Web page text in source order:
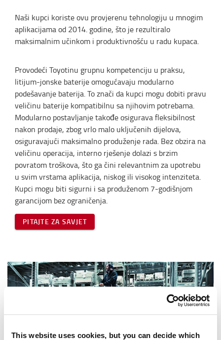
This website uses cookies, but you can decide which
Naši kupci koriste ovu provjerenu tehnologiju u mnogim
aplikacijama od 2014. godine, što je rezultiralo
maksimalnim učinkom i produktivnošću u radu kupaca.
Provodeći Toyotinu grupnu kompetenciju u praksu,
litijum-jonske baterije omogućavaju modularno
podešavanje baterija. To znači da kupci mogu dobiti pravu
veličinu baterije kompatibilnu sa njihovim potrebama.
Modularno postavljanje takođe osigurava fleksibilnost
nakon prodaje, zbog vrlo malo uključenih dijelova,
osiguravajući maksimalno produženje rada. Bez obzira na
veličinu operacija, interno rješenje dolazi s brzim
povratom troškova, što ga čini relevantnim za upotrebu
u svim vrstama aplikacija, niskog ili visokog intenziteta.
Kupci mogu biti sigurni i sa produženom 7-godišnjom
garancijom bez ograničenja.
PITAJTE ZA SAVJET